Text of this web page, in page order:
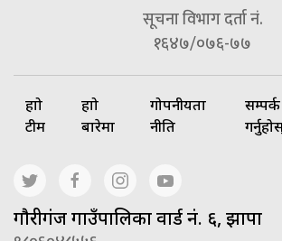
सूचना विभाग दर्ता नं.
१६४७/०७६-७७
हाम्रो
टीम
हाम्रो
बारेमा
गोपनीयता
नीति
सम्पर्क
गाैरीगंज गाउँपालिका वार्ड नं. ६, झापा